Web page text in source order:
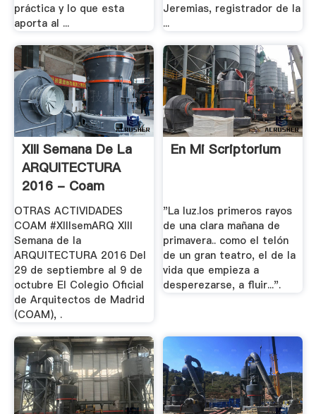
práctica y lo que esta
aporta al ...
Jeremias, registrador de la
...
XIII Semana De La
ARQUITECTURA
2016 - Coam
OTRAS ACTIVIDADES
COAM #XIIIsemARQ XIII
Semana de la
ARQUITECTURA 2016 Del
29 de septiembre al 9 de
octubre El Colegio Oficial
de Arquitectos de Madrid
(COAM), .
En Mi Scriptorium
"La luz.los primeros rayos
de una clara mañana de
primavera.. como el telón
de un gran teatro, el de la
vida que empieza a
desperezarse, a fluir...".